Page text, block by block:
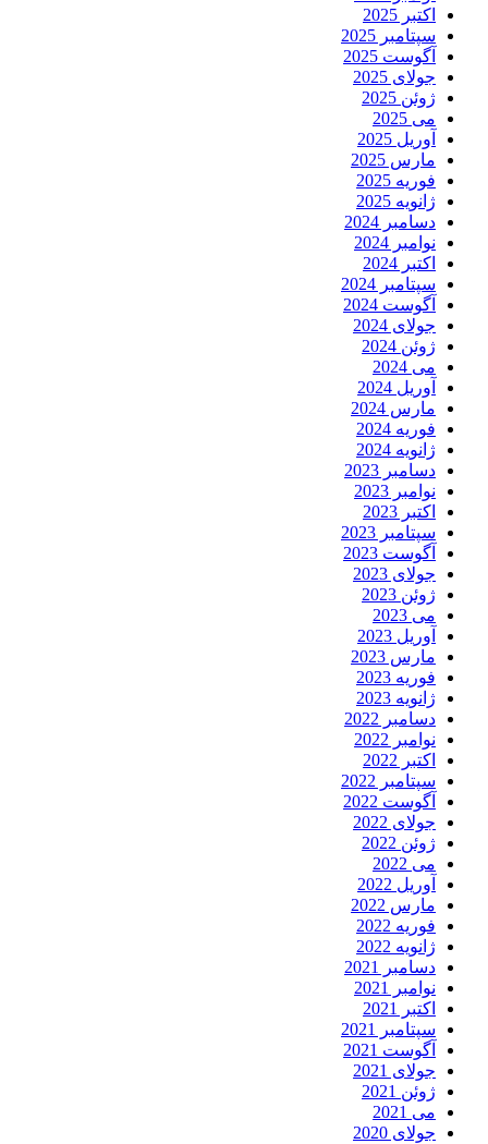
اکتبر 2025
سپتامبر 2025
آگوست 2025
جولای 2025
ژوئن 2025
می 2025
آوریل 2025
مارس 2025
فوریه 2025
ژانویه 2025
دسامبر 2024
نوامبر 2024
اکتبر 2024
سپتامبر 2024
آگوست 2024
جولای 2024
ژوئن 2024
می 2024
آوریل 2024
مارس 2024
فوریه 2024
ژانویه 2024
دسامبر 2023
نوامبر 2023
اکتبر 2023
سپتامبر 2023
آگوست 2023
جولای 2023
ژوئن 2023
می 2023
آوریل 2023
مارس 2023
فوریه 2023
ژانویه 2023
دسامبر 2022
نوامبر 2022
اکتبر 2022
سپتامبر 2022
آگوست 2022
جولای 2022
ژوئن 2022
می 2022
آوریل 2022
مارس 2022
فوریه 2022
ژانویه 2022
دسامبر 2021
نوامبر 2021
اکتبر 2021
سپتامبر 2021
آگوست 2021
جولای 2021
ژوئن 2021
می 2021
جولای 2020